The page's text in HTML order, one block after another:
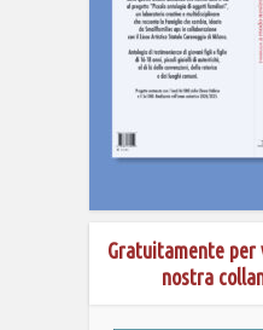
Gratuitamente
nostra